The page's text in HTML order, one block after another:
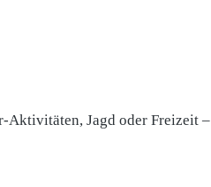
Aktivitäten, Jagd oder Freizeit –